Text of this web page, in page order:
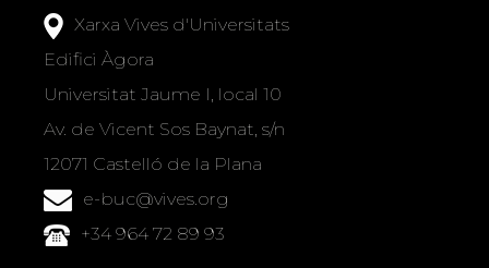
Xarxa Vives d'Universitats
Edifici Àgora
Universitat Jaume I, local 10
Av. de Vicent Sos Baynat, s/n
12071 Castelló de la Plana
e-buc@vives.org
+34 964 72 89 93